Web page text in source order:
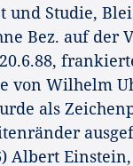
und Studie,
Bez. auf der
von Wilhelm
als
Albert